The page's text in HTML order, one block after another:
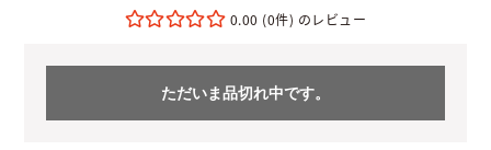
0.00 (0件)
ただいま品切れ中です。